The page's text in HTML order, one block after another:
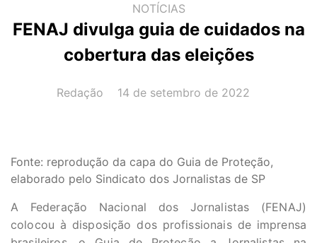
NOTÍCIAS
FENAJ divulga guia de cuidados na
cobertura das eleições
AUTOR(A):
Redação DATA:
14 de setembro de 2022
Fonte: reprodução da capa do Guia de Proteção,
elaborado pelo Sindicato dos Jornalistas de SP
A Federação Nacional dos Jornalistas (FENAJ)
colocou à disposição dos profissionais de imprensa